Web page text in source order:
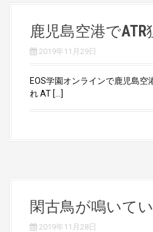
鹿児島空港でATR
2019年11月29日
EOS学園オンラインで鹿児島空
れ AT […]
閑古鳥が鳴いて
2019年11月28日